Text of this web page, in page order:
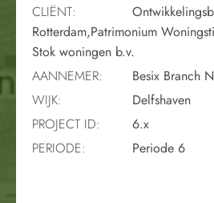
CLIËNT:
Rotterdam,Patrimonium
Stok woningen b.v.
AANNEMER:
Besix Branch
WIJK:
Delfshaven
PROJECT ID:
6.x
PERIODE:
Periode 6